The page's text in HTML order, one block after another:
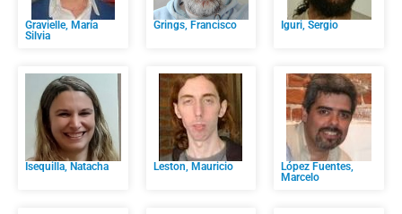
Gravielle, María
Silvia
Grings, Francisco Iguri, Sergio
Isequilla, Natacha Leston, Mauricio
López Fuentes,
Marcelo